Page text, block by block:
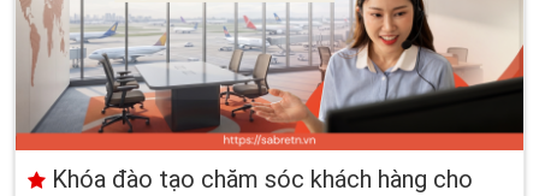
Khóa đào tạo chăm sóc khách hàng cho